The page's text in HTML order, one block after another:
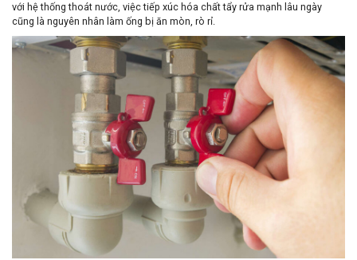
với hệ thống thoát nước, việc tiếp xúc hóa chất tẩy rửa mạnh lâu ngày
cũng là nguyên nhân làm ống bị ăn mòn, rò rỉ.